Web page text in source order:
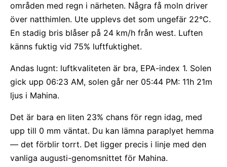
områden med regn i närheten. Några få moln driver
över natthimlen. Ute upplevs det som ungefär 22°C.
En stadig bris blåser på 24 km/h från west. Luften
känns fuktig vid 75% luftfuktighet.
Andas lugnt: luftkvaliteten är bra, EPA-index 1. Solen
gick upp 06:23 AM, solen går ner 05:44 PM: 11h 21m
ljus i Mahina.
Det är bara en liten 23% chans för regn idag, med
upp till 0 mm väntat. Du kan lämna paraplyet hemma
— det förblir torrt. Det ligger precis i linje med den
vanliga augusti-genomsnittet för Mahina.